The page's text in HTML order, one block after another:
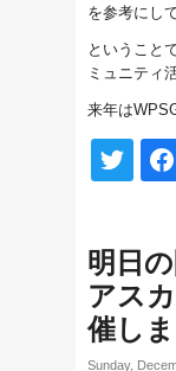
を参考にし
ということ
ミュニティ
来年は
明日
アス
催し
Sunday,